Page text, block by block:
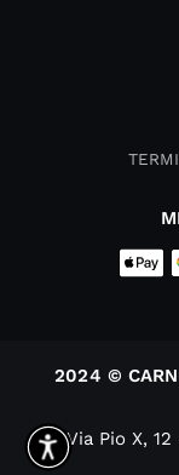
2024 ©
Via Pio X,